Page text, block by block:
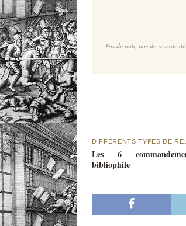
Pas de pub, pas de revente
DIFFÉRENTS TYPES DE
Les 6
bibliophile